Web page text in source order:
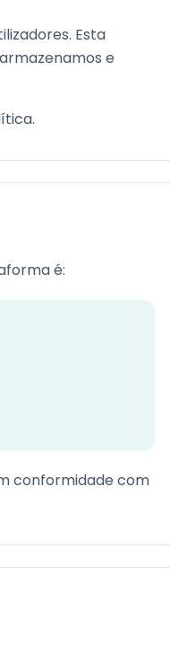
Esta
e
é:
conformidade com